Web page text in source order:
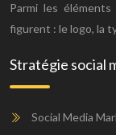
Parmi les
figurent : le logo, la
Stratégie social
Social Media